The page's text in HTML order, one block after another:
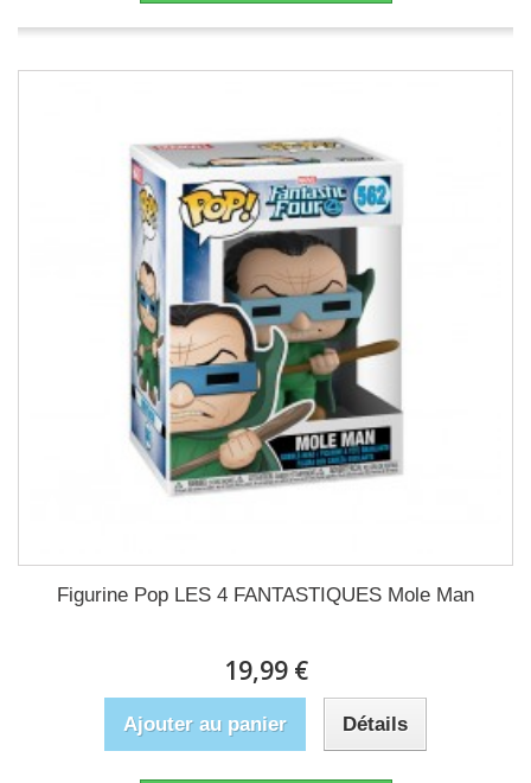
Figurine Pop LES 4 FANTASTIQUES Mole Man
19,99 €
Ajouter au panier Détails